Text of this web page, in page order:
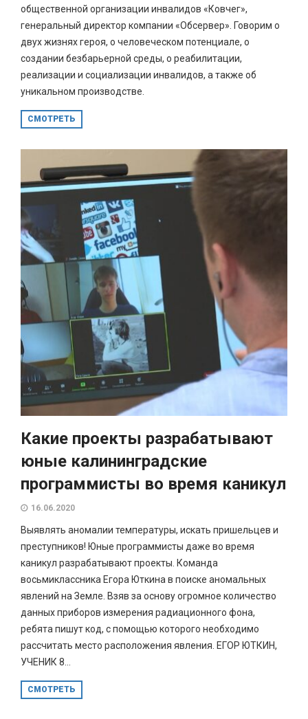
общественной организации инвалидов «Ковчег»,
генеральный директор компании «Обсервер». Говорим о
двух жизнях героя, о человеческом потенциале, о
создании безбарьерной среды, о реабилитации,
реализации и социализации инвалидов, а также об
уникальном производстве.
СМОТРЕТЬ
Какие проекты разрабатывают
юные калининградские
программисты во время каникул
16.06.2020
Выявлять аномалии температуры, искать пришельцев и
преступников! Юные программисты даже во время
каникул разрабатывают проекты. Команда
восьмиклассника Егора Юткина в поиске аномальных
явлений на Земле. Взяв за основу огромное количество
данных приборов измерения радиационного фона,
ребята пишут код, с помощью которого необходимо
рассчитать место расположения явления. ЕГОР ЮТКИН,
УЧЕНИК 8...
СМОТРЕТЬ